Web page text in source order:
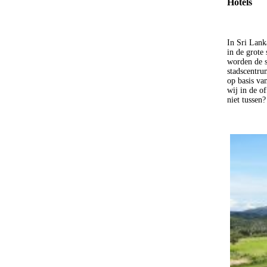
In Sri
in de grote
worden de
op basis
wij in de
niet